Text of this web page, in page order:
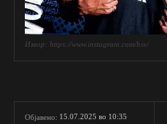
Извор: https://www.instagram.com/hsv/
Објавено: 15.07.2025 во 10:35